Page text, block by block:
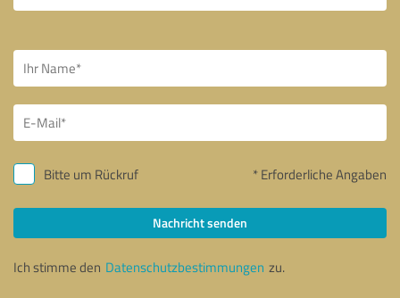
Bitte um Rückruf * Erforderliche Angaben
Nachricht senden
Ich stimme den Datenschutzbestimmungen zu.